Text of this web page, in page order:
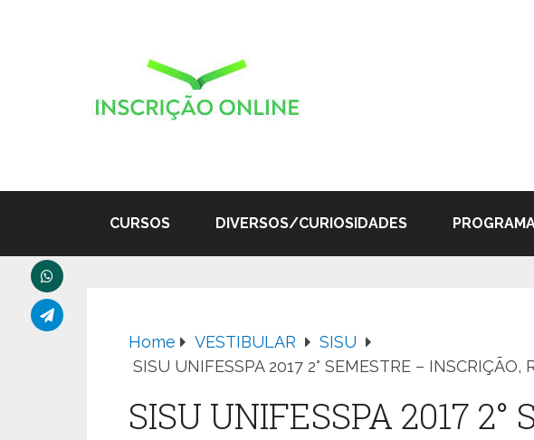
CURSOS DIVERSOS/CURIOSIDADES
Home VESTIBULAR
SISU
SISU UNIFESSPA 2017 2° SEMESTRE – INSCRIÇÃO,
SISU UNIFESSPA 2017 2°